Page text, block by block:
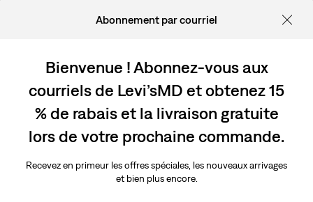
Abonnement par courriel
Bienvenue ! Abonnez-vous aux
courriels de Levi’sMD et obtenez 15
% de rabais et la livraison gratuite
lors de votre prochaine commande.
Recevez en primeur les offres spéciales, les nouveaux arrivages
et bien plus encore.